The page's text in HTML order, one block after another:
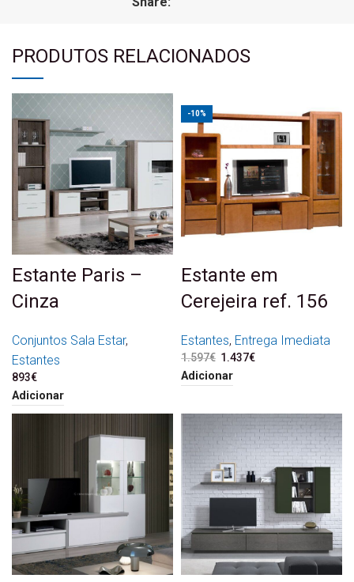
PRODUTOS RELACIONADOS
Estante Paris –
Cinza
Conjuntos Sala Estar,
Estantes
893€
Adicionar
-10%
Estante em
Cerejeira ref. 156
Estantes, Entrega Imediata
1.597€ O preço original era:
1.597€.
1.437€
Adicionar